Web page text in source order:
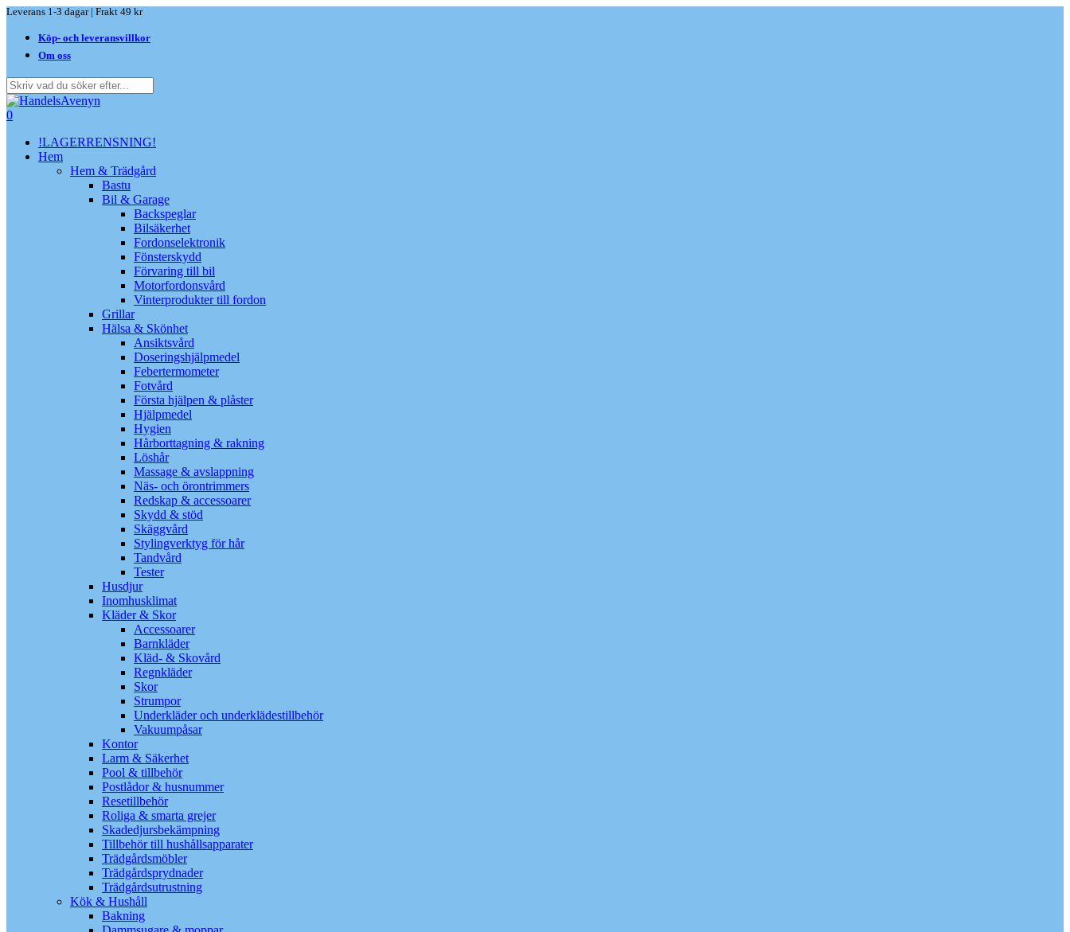
Skip
main
content
Leverans 1-3 dagar | Frakt 49 kr
Köp- och leveransvillkor
Om oss
Close
Search
search
0
!LAGERRENSNING!
Hem
Hem & Trädgård
Bastu
Bil & Garage
Backspeglar
Bilsäkerhet
Fordonselektronik
Fönsterskydd
Förvaring till bil
Motorfordonsvård
Vinterprodukter till fordon
Grillar
Hälsa & Skönhet
Ansiktsvård
Doseringshjälpmedel
Febertermometer
Fotvård
Första hjälpen & plåster
Hjälpmedel
Hygien
Hårborttagning & rakning
Löshår
Massage & avslappning
Näs- och örontrimmers
Redskap & accessoarer
Skydd & stöd
Skäggvård
Stylingverktyg för hår
Tandvård
Tester
Husdjur
Inomhusklimat
Kläder & Skor
Accessoarer
Barnkläder
Kläd- & Skovård
Regnkläder
Skor
Strumpor
Underkläder och underklädestillbehör
Vakuumpåsar
Kontor
Larm & Säkerhet
Pool & tillbehör
Postlådor & husnummer
Resetillbehör
Roliga & smarta grejer
Skadedjursbekämpning
Tillbehör till hushållsapparater
Trädgårdsmöbler
Trädgårdsprydnader
Trädgårdsutrustning
Kök & Hushåll
Bakning